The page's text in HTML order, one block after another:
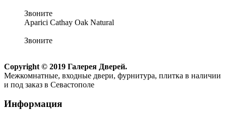
Звоните
Aparici Cathay Oak Natural
Звоните
Copyright © 2019 Галерея Дверей.
Межкомнатные, входные двери, фурнитура, плитка в наличии
и под заказ в Севастополе
Информация